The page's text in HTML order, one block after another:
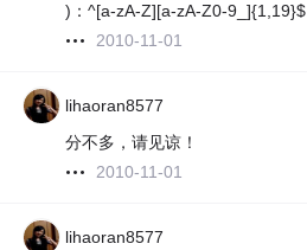
)：^[a-zA-Z][a-zA-Z0-9_]{1,19}$
2010-11-01
lihaoran8577
分不多，请见谅！
2010-11-01
lihaoran8577